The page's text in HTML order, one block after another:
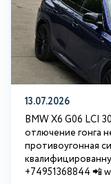
13.07.2026
BMW X6 G06 LCI
отлючение гонга
противоугонная
+74951368844 📲